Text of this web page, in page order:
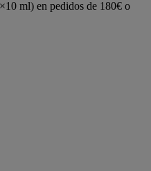
ml) en pedidos de 180€ o